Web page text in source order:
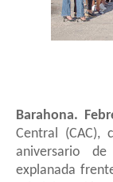
Barahona.
Central (CAC),
aniversario
explanada fre